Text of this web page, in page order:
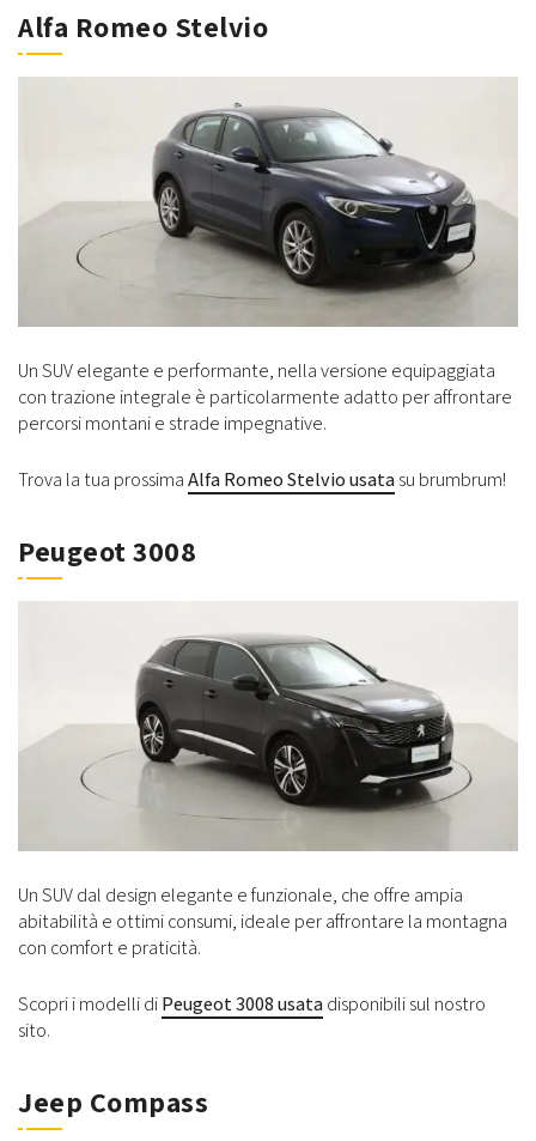
Alfa Romeo Stelvio
Un SUV elegante e performante, nella versione equipaggiata
con trazione integrale è particolarmente adatto per affrontare
percorsi montani e strade impegnative.
Trova la tua prossimaAlfa Romeo Stelvio usatasu brumbrum!
Peugeot 3008
Un SUV dal design elegante e funzionale, che offre ampia
abitabilità e ottimi consumi, ideale per affrontare la montagna
con comfort e praticità.
Scopri i modelli diPeugeot 3008 usatadisponibili sul nostro
sito.
Jeep Compass